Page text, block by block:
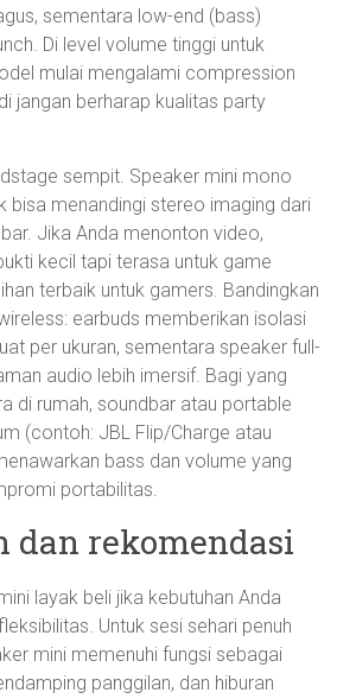
sementara low-end (bass)
Di level volume tinggi untuk
mulai mengalami compression
jangan berharap kualitas party
sempit. Speaker mini mono
bisa menandingi stereo imaging dari
Jika Anda menonton video,
kecil tapi terasa untuk game
terbaik untuk gamers. Bandingkan
earbuds memberikan isolasi
per ukuran, sementara speaker full-
audio lebih imersif. Bagi yang
di rumah, soundbar atau portable
(contoh: JBL Flip/Charge atau
bass dan volume yang
portabilitas.
dan rekomendasi
layak beli jika kebutuhan Anda
Untuk sesi sehari penuh
mini memenuhi fungsi sebagai
panggilan, dan hiburan